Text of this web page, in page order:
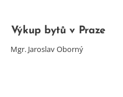
Výkup bytů v Praze
Mgr. Jaroslav Oborný